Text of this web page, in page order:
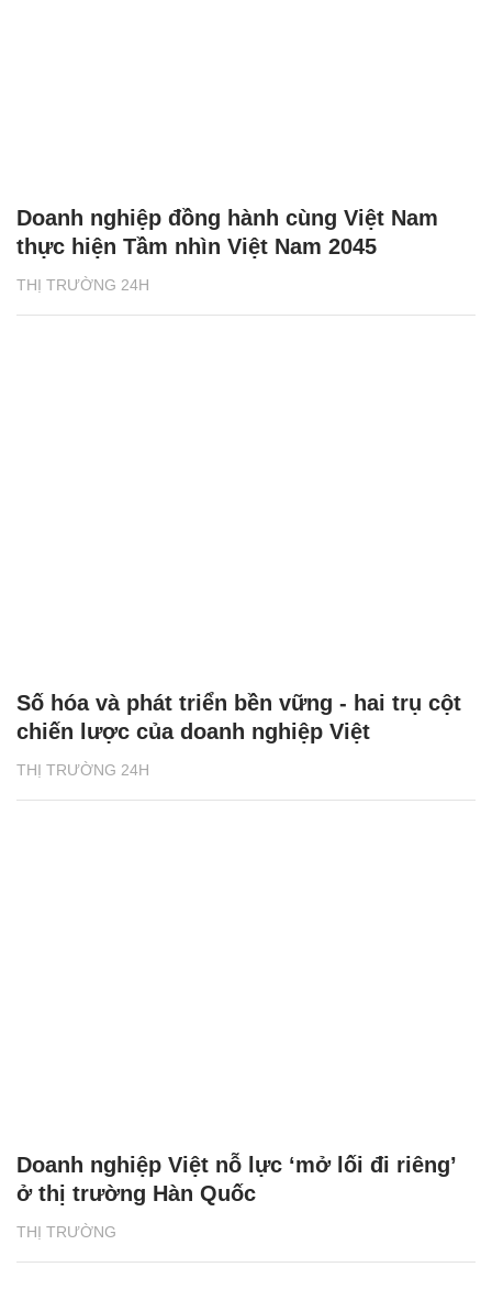
THỊ TRƯỜNG 24H
Doanh nghiệp đồng hành cùng Việt Nam
thực hiện Tầm nhìn Việt Nam 2045
THỊ TRƯỜNG 24H
Số hóa và phát triển bền vững - hai trụ cột
chiến lược của doanh nghiệp Việt
THỊ TRƯỜNG
Doanh nghiệp Việt nỗ lực ‘mở lối đi riêng’
ở thị trường Hàn Quốc